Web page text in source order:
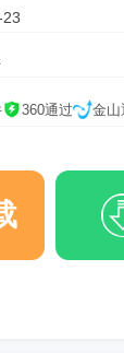
360通过 金山